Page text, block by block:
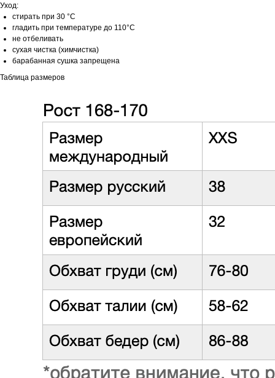
Уход:
стирать при 30 °C
гладить при температуре до 110°C
не отбеливать
сухая чистка (химчистка)
барабанная сушка запрещена
Таблица размеров